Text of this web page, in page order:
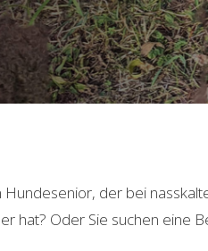
Hundesenior, der bei
hat? Oder Sie suchen eine